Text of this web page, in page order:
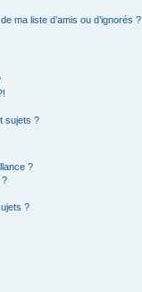
ma liste d’amis ou d’ignorés ?
sujets ?
?
?
?